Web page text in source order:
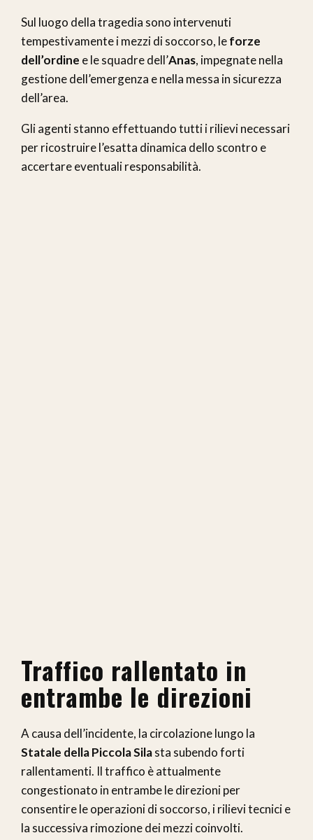
Sul luogo della tragedia sono intervenuti
tempestivamente i mezzi di soccorso, leforze
dell’ordine e le squadre dell’Anas, impegnate nella
gestione dell’emergenza e nella messa in sicurezza
dell’area.
Gli agenti stanno effettuando tutti i rilievi necessari
per ricostruire l’esatta dinamica dello scontro e
accertare eventuali responsabilità.
Traffico rallentato in
entrambe le direzioni
A causa dell’incidente, la circolazione lungo la
Statale della Piccola Silasta subendo forti
rallentamenti. Il traffico è attualmente
congestionato in entrambe le direzioni per
consentire le operazioni di soccorso, i rilievi tecnici e
la successiva rimozione dei mezzi coinvolti.